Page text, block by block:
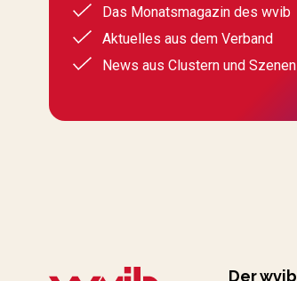
Das Monatsmagazin des wvib
Aktuelles aus dem Verband
News aus Clustern und Szenen
Der wvib